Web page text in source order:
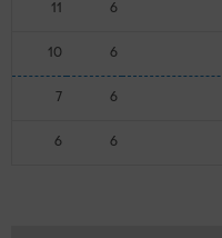
6
11
6
10
6
7
6
6